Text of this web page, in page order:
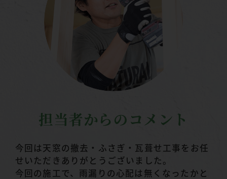
担当者からのコメント
今回は天窓の撤去・ふさぎ・瓦葺せ工事をお任
せいただきありがとうございました。
今回の施工で、雨漏りの心配は無くなったかと